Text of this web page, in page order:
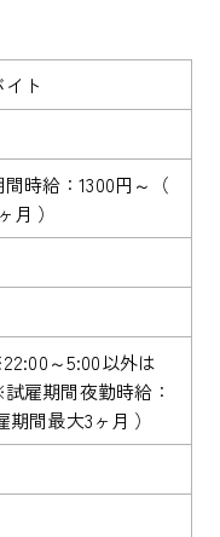
ト
時給：1300円～（
）
～5:00以外は
雇期間夜勤時給：
期間最大3ヶ月 ）